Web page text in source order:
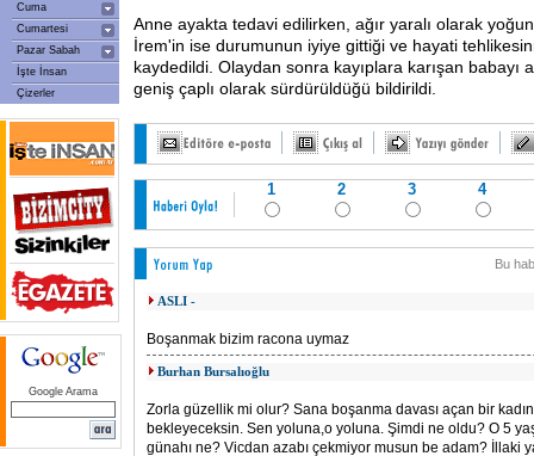
Cuma
Cumartesi
Pazar Sabah
İşte İnsan
Çizerler
Google Arama
Anne ayakta tedavi edilirken, ağır yaralı olarak yoğun
İrem'in ise durumunun iyiye gittiği ve hayati
kaydedildi. Olaydan sonra kayıplara karışan babayı
geniş çaplı olarak sürdürüldüğü bildirildi.
1 2 3 4
Bu
ASLI -
Boşanmak bizim racona uymaz
Burhan Bursalıoğlu
Zorla güzellik mi olur? Sana boşanma davası açan bir
bekleyeceksin. Sen yoluna,o yoluna. Şimdi ne oldu? O 5
günahı ne? Vicdan azabı çekmiyor musun be adam? İllaki